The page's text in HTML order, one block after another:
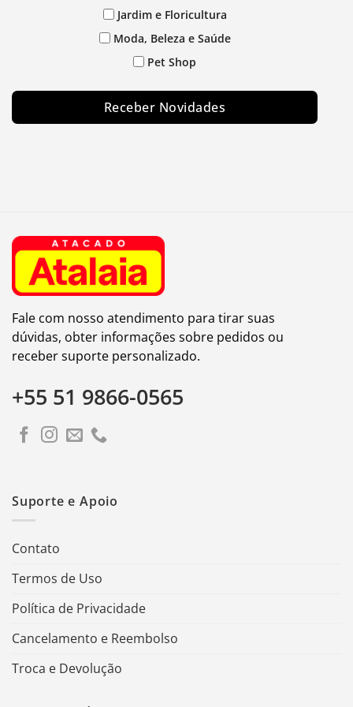
Jardim e Floricultura
Moda, Beleza e Saúde
Pet Shop
Receber Novidades
Fale com nosso atendimento para tirar suas
dúvidas, obter informações sobre pedidos ou
receber suporte personalizado.
+55 51 9866-0565
Suporte e Apoio
Contato
Termos de Uso
Política de Privacidade
Cancelamento e Reembolso
Troca e Devolução